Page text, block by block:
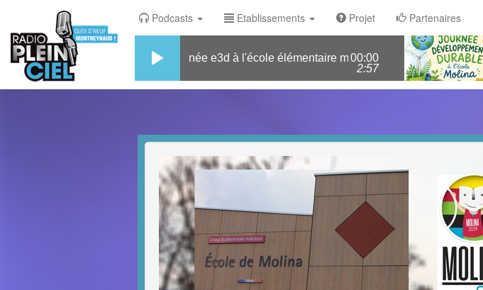
Podcasts Etablissements Projet Partenaires
2:57
00:00
Journée e3d à l'école élémentaire molina> pourquoi il ne faut pas